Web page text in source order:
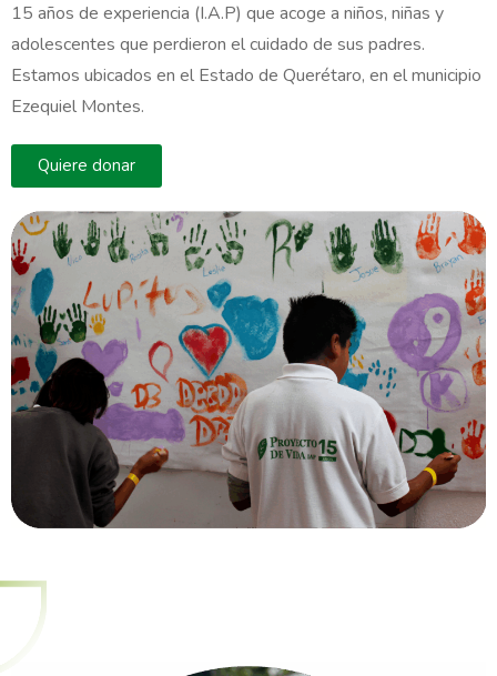
15 años de experiencia (I.A.P) que acoge a niños, niñas y
adolescentes que perdieron el cuidado de sus padres.
Estamos ubicados en el Estado de Querétaro, en el municipio
Ezequiel Montes.
Quiere donar